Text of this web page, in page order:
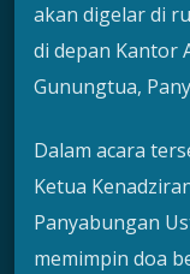
akan digelar di
di depan Kantor
Gunungtua,
Dalam acara
Ketua
Panyabungan
memimpin doa